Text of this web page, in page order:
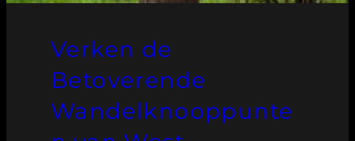
Verken de
Betoverende
Wandelknooppunte